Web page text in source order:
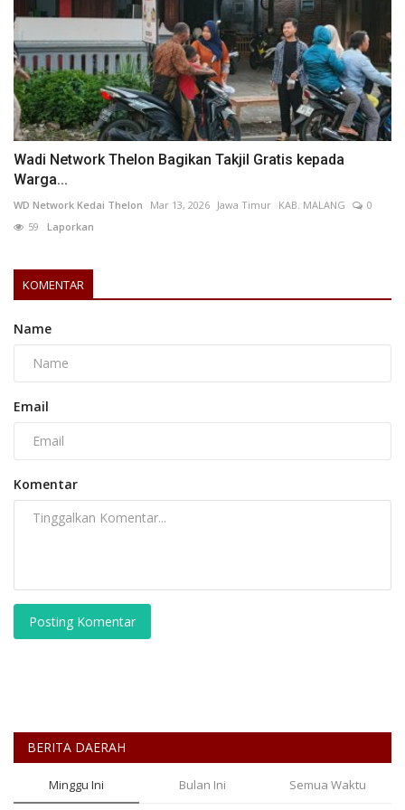
Wadi Network Thelon Bagikan Takjil Gratis kepada
Warga...
WD Network Kedai Thelon Mar 13, 2026 Jawa Timur KAB. MALANG
0
59 Laporkan
KOMENTAR
Name
Email
Komentar
Posting Komentar
BERITA DAERAH
Minggu Ini Bulan Ini Semua Waktu